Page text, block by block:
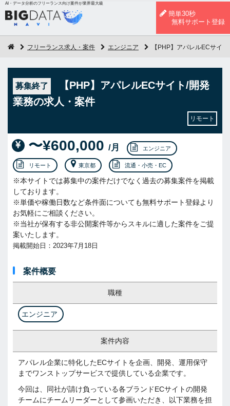
AI・データ分析のフリーランス向け案件が業界最大級
簡単30秒
無料サポート登録
フリーランス求人・案件 エンジニア 【PHP】アパレルECサイ
募集終了
【PHP】アパレルECサイト/開発
業務の求人・案件
リモート
〜¥600,000 /月 エンジニア
リモート 東京都 流通・小売・EC
※本サイトでは募集中の案件だけでなく過去の募集案件を掲載
しております。
※単価や稼働日数など条件面についても無料サポート登録より
お気軽にご相談ください。
※当社が保有する非公開案件等からスキルに適した案件をご提
案いたします。
掲載開始日：2023年7月18日
案件概要
職種
エンジニア
案件内容
アパレル企業に特化したECサイトを企画、開発、運用保守
までワンストップサービスで提供している企業です。
今回は、同社が請け負っている各ブランドECサイトの開発
チームにチームリーダーとして参画いただき、以下業務を担